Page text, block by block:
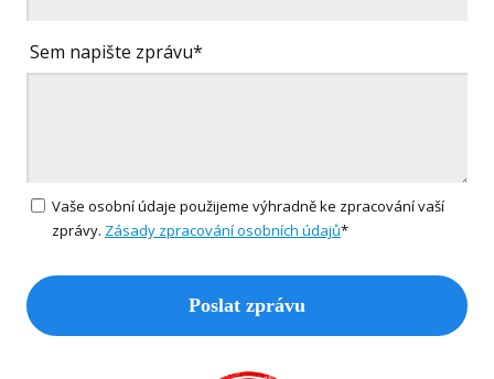
Sem napište zprávu*
Vaše osobní údaje použijeme výhradně ke zpracování vaší
zprávy. Zásady zpracování osobních údajů*
Poslat zprávu